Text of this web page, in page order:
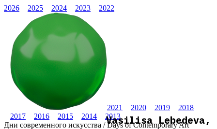
2026 2025 2024 2023 2022
2021 2020 2019
2018
2017
2016 2015 2014
2013
Дни современного искусства / Days of Contemporary Art
Vasilisa Lebedeva,